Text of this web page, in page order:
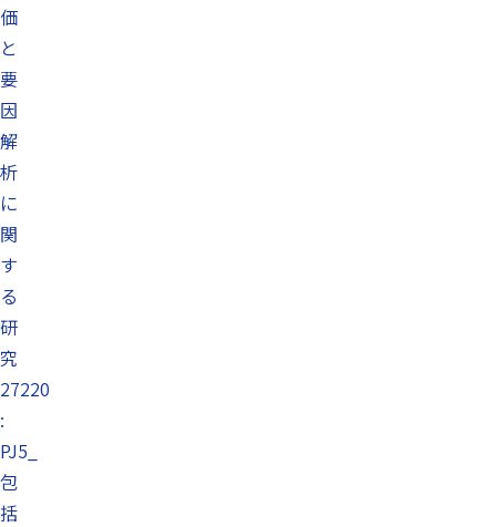
価
と
要
因
解
析
に
関
す
る
研
究
27220
:
PJ5_
包
括